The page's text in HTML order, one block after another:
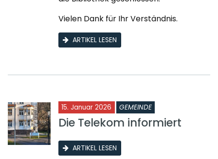
Vielen Dank für Ihr Verständnis.
ARTIKEL LESEN
15. Januar 2026 GEMEINDE
Die Telekom informiert
ARTIKEL LESEN